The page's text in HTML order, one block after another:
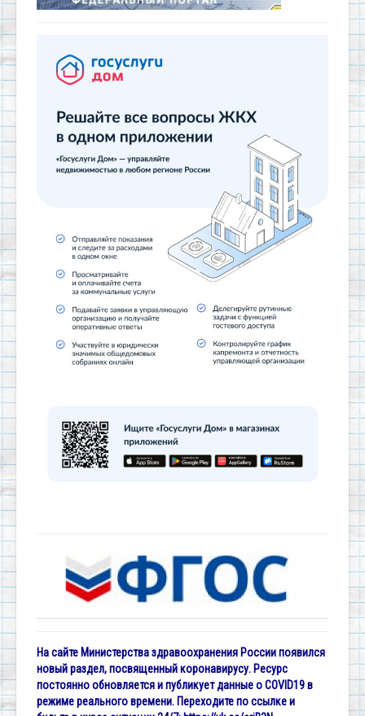
На сайте Министерства здравоохранения России появился
новый раздел, посвященный коронавирусу. Ресурс
постоянно обновляется и публикует данные о COVID19 в
режиме реального времени. Переходите по ссылке и